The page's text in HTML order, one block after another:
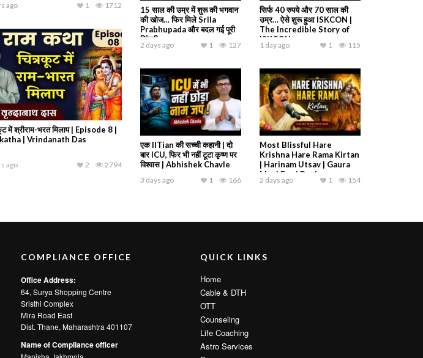
ago 1712
1
में श्रीराम-भरत मिलाप | Episode 8 |
| Vrindanath Das
ago 2794
2
15 साल की उम्र में शुरू की भगवान
की खोज… फिर मिले Srila
Prabhupada और बदल गई पूरी
जिंदगी
2 days ago 127
1
सिर्फ 40 रुपये और 70 साल की
उम्र… ऐसे शुरू हुआ ISKCON |
The Incredible Story of
ISKCON
1 day ago 115
1
एक IITian की सच्ची कहानी | दो
बार ICU, फिर भी नहीं टूटा कृष्ण पर
विश्वास | Abhishek Chavle
3 days ago 166
1
Most Blissful Hare
Krishna Hare Rama Kirtan
| Harinam Utsav | Gaura
Mani Devi Dasi
2 days ago 154
1
COMPLIANCE OFFICE
Office Address:
64, Surya Shopping Centre
Sristhi Complex
Mira Road East
Dist. Thane, Maharashtra 401107
Name of Compliance officer
QUICK LINKS
Home
Cable & DTH
OTT
Counseling
Life Coaching
Astro Services